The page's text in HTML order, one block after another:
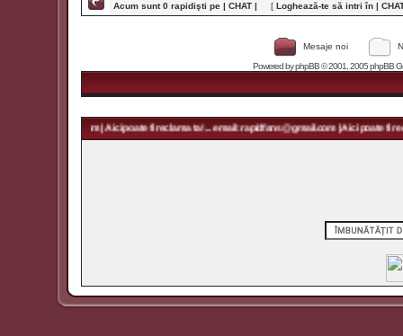
Acum sunt 0 rapidişti pe | CHAT | [ Loghează-te să intri în |
Mesaje noi
Powered byphpBB© 2001, 2005 phpBB
| Aici poate fi reclama ta! ... email: rapidfans@gmail.com | Aici poate fi